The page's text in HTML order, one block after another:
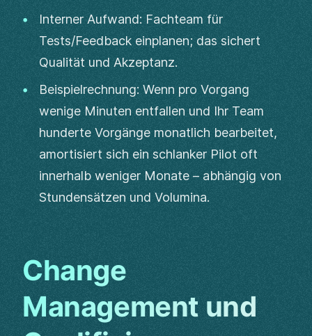
Interner Aufwand: Fachteam für
Tests/Feedback einplanen; das sichert
Qualität und Akzeptanz.
Beispielrechnung: Wenn pro Vorgang
wenige Minuten entfallen und Ihr Team
hunderte Vorgänge monatlich bearbeitet,
amortisiert sich ein schlanker Pilot oft
innerhalb weniger Monate – abhängig von
Stundensätzen und Volumina.
Change
Management und